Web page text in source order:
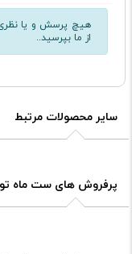
هیچ پرسش و یا نظری
از ما بپرسید..
سایر محصولات مرتبط
پرفروش های ست ماه